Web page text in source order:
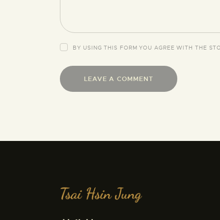
BY USING THIS FORM YOU AGREE WITH THE